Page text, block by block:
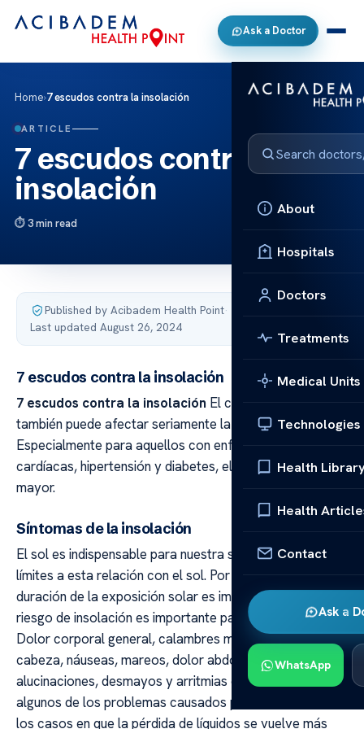
Ask a Doctor
About
Hospitals
Doctors
Treatments
Medical Units
Technologies
Health
Health
Contact
Ask a
WhatsApp
Home›7 escudos contra la insolación
ARTICLE
7 escudos contra la
insolación
3 min read
Published by Acibadem Health Point·
Last updated August 26, 2024
7 escudos contra la insolación
7 escudos contra la insolación El clima caluroso
también puede afectar seriamente la salud humana.
Especialmente para aquellos con enfermedades
cardíacas, hipertensión y diabetes, el riesgo es aún
mayor.
Síntomas de la insolación
El sol es indispensable para nuestra salud, pero hay
límites a esta relación con el sol. Por ejemplo, la
duración de la exposición solar es importante porque el
riesgo de insolación es importante para nuestra salud.
Dolor corporal general, calambres musculares, dolor de
cabeza, náuseas, mareos, dolor abdominal, confusión,
alucinaciones, desmayos y arritmias cardíacas son
algunos de los problemas causados por la insolación. En
los casos en que la pérdida de líquidos se vuelve más